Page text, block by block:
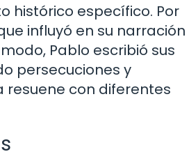
histórico específico. Por
influyó en su narración
Pablo escribió sus
persecuciones y
resuene con diferentes